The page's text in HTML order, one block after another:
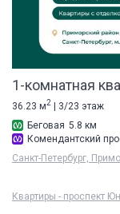
1-комнатная
36.23 м2
| 3/23 этаж
Беговая 5.8 км
Комендантский
Санкт-Петербург,
Квартиры - проспект